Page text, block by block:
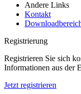
Andere Links
Kontakt
Registrierung
Registrieren Sie sich
Informationen aus der
Jetzt registrieren